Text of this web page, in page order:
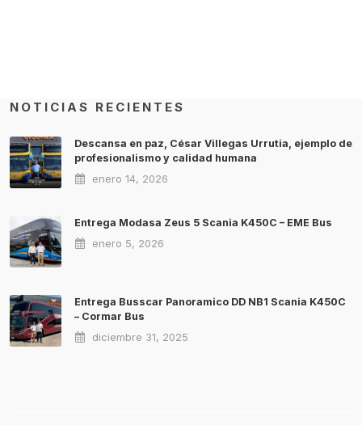
NOTICIAS RECIENTES
Descansa en paz, César Villegas Urrutia, ejemplo de
profesionalismo y calidad humana
enero 14, 2026
Entrega Modasa Zeus 5 Scania K450C – EME Bus
enero 5, 2026
Entrega Busscar Panoramico DD NB1 Scania K450C
– Cormar Bus
diciembre 31, 2025